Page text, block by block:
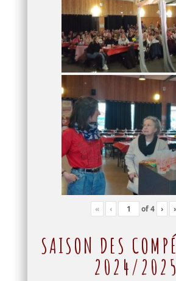
« ‹ of4 ›
SAISON DES
2024/2025